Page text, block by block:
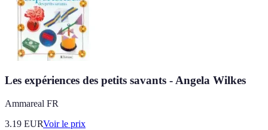
Les expériences des petits savants - Angela Wilkes
Ammareal FR
3.19 EURVoir le prix